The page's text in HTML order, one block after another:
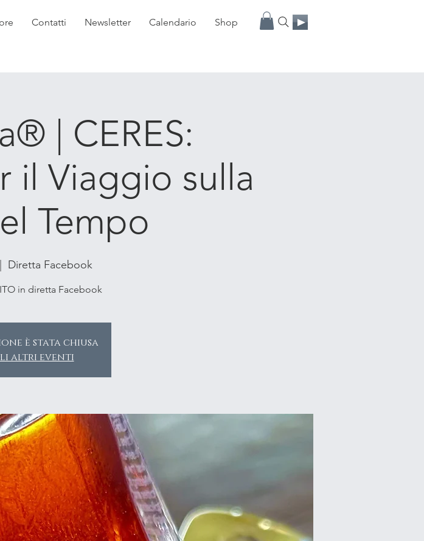
Contatti Newsletter Calendario Shop
| CERES:
il Viaggio sulla
Tempo
Diretta Facebook
in diretta Facebook
è stata chiusa
altri eventi